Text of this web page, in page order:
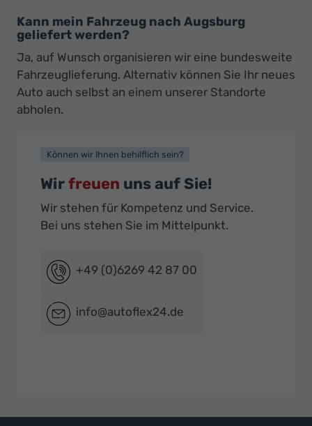
Kann mein Fahrzeug nach Augsburg
geliefert werden?
Ja, auf Wunsch organisieren wir eine bundesweite
Fahrzeuglieferung. Alternativ können Sie Ihr neues
Auto auch selbst an einem unserer Standorte
abholen.
Können wir Ihnen behilflich sein?
Wirfreuen uns auf Sie!
Wir stehen für Kompetenz und Service.
Bei uns stehen Sie im Mittelpunkt.
+49 (0)6269 42 87 00
info@autoflex24.de